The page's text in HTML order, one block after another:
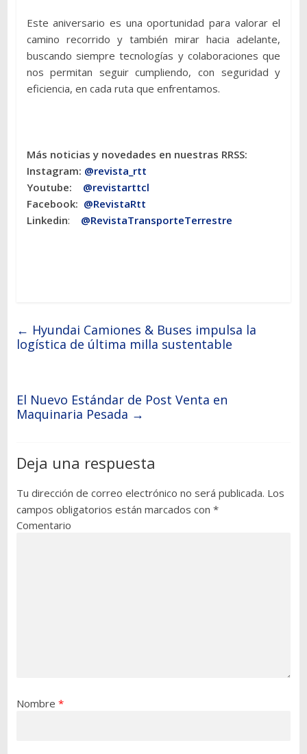
Este aniversario es una oportunidad para valorar el
camino recorrido y también mirar hacia adelante,
buscando siempre tecnologías y colaboraciones que
nos permitan seguir cumpliendo, con seguridad y
eficiencia, en cada ruta que enfrentamos.
Más noticias y novedades en nuestras RRSS:
Instagram: @revista_rtt
Youtube: @revistarttcl
Facebook: @RevistaRtt
Linkedin: @RevistaTransporteTerrestre
← Hyundai Camiones & Buses impulsa la
logística de última milla sustentable
El Nuevo Estándar de Post Venta en
Maquinaria Pesada →
Deja una respuesta
Tu dirección de correo electrónico no será publicada. Los
campos obligatorios están marcados con *
Comentario
Nombre *